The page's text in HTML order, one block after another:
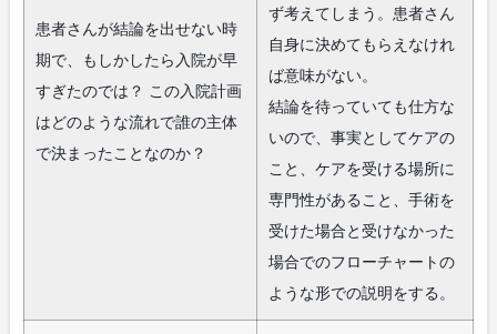
患者さんが結論を出せない時
期で、もしかしたら入院が早
すぎたのでは？ この入院計画
はどのような流れで誰の主体
で決まったことなのか？
ず考えてしまう。患者さん
自身に決めてもらえなけれ
ば意味がない。
結論を待っていても仕方な
いので、事実としてケアの
こと、ケアを受ける場所に
専門性があること、手術を
受けた場合と受けなかった
場合でのフローチャートの
ような形での説明をする。